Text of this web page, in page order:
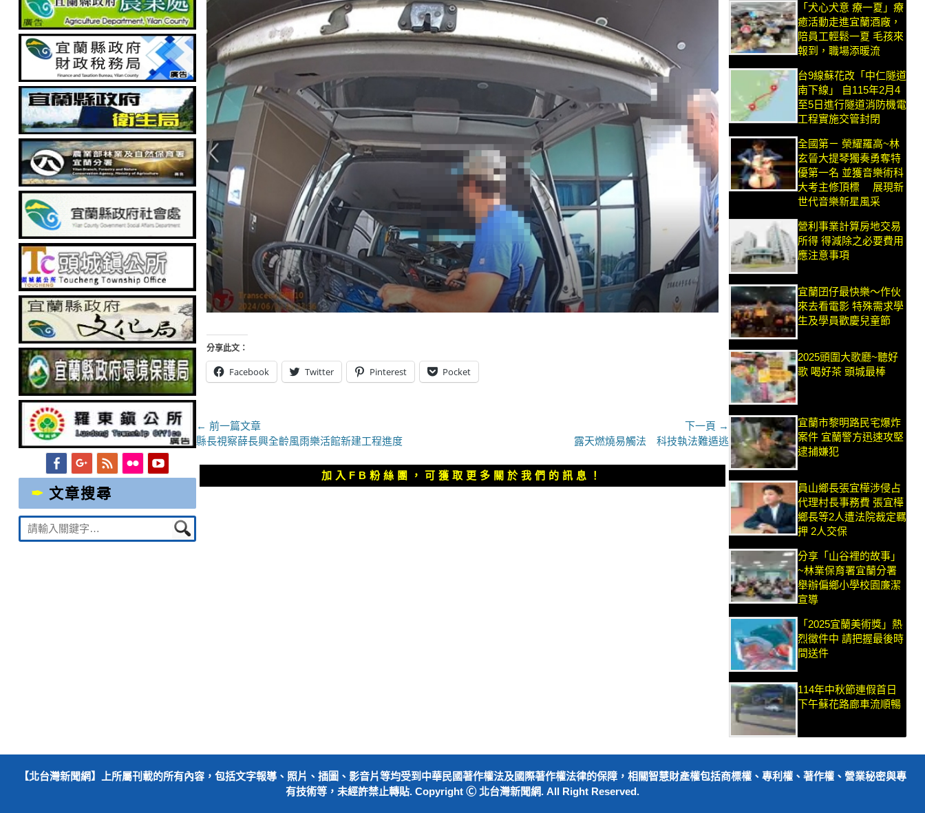
分享此文：
Facebook Twitter Pinterest Pocket
文
章
導
← 前一篇文章
上
文
縣長視察薛長興全齡風雨樂活館新建工程進度
下一頁 →
篇
文
露天燃燒易觸法 科技執法難遁逃
加入FB粉絲團，可獲取更多關於我們的訊息！
「犬心犬意 療一夏」療
癒活動走進宜蘭酒廠，
陪員工輕鬆一夏 毛孩來
報到，職場添暖流
台9線蘇花改「中仁隧道
南下線」 自115年2月4
至5日進行隧道消防機電
工程實施交管封閉
全國第ㄧ 榮耀羅高~林
玄晉大提琴獨奏勇奪特
優第一名 並獲音樂術科
大考主修頂標 展現新
世代音樂新星風采
營利事業計算房地交易
所得 得減除之必要費用
應注意事項
宜蘭囝仔最快樂～作伙
來去看電影 特殊需求學
生及學員歡慶兒童節
2025頭圍大歌廳~聽好
歌 喝好茶 頭城最棒
宜蘭市黎明路民宅爆炸
案件 宜蘭警方迅速攻堅
逮捕嫌犯
員山鄉長張宜樺涉侵占
代理村長事務費 張宜樺
鄉長等2人遭法院裁定羈
押 2人交保
分享「山谷裡的故事」
~林業保育署宜蘭分署
舉辦偏鄉小學校園廉潔
宣導
「2025宜蘭美術獎」熱
烈徵件中 請把握最後時
間送件
114年中秋節連假首日
下午蘇花路廊車流順暢
FacebookGoogleplus
FeedFlickrYouTube
文章搜尋
Suche
nach:
【北台灣新聞網】上所屬刊載的所有內容，包括文字報導、照片、插圖、影音片等均受到中華民國著作權法及國際著作權法律的保障，相關智慧財產權包括商標權、專利權、著作權、營業秘密與專
有技術等，未經許禁止轉貼. Copyright Ⓒ 北台灣新聞網. All Right Reserved.